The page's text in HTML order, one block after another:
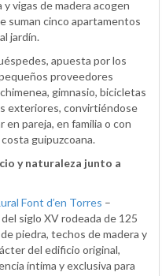
vigas de madera acogen
suman cinco apartamentos
jardín.
apuesta por los
proveedores
gimnasio, bicicletas
exteriores, convirtiéndose
pareja, en familia o con
guipuzcoana.
y naturaleza junto a
Font d’en Torres –
siglo XV rodeada de 125
piedra, techos de madera y
del edificio original,
íntima y exclusiva para